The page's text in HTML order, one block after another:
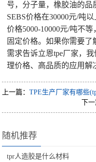
号，分子量，橡胶油的品
SEBS价格在30000元/吨
价格5000-10000元/吨不
固定价格。如果你需要
需求告诉立恩tpe厂家，
理价格、高品质的应用解
上一篇：TPE生产厂家有哪些
下
随机推荐
tpr人造胶是什么材料